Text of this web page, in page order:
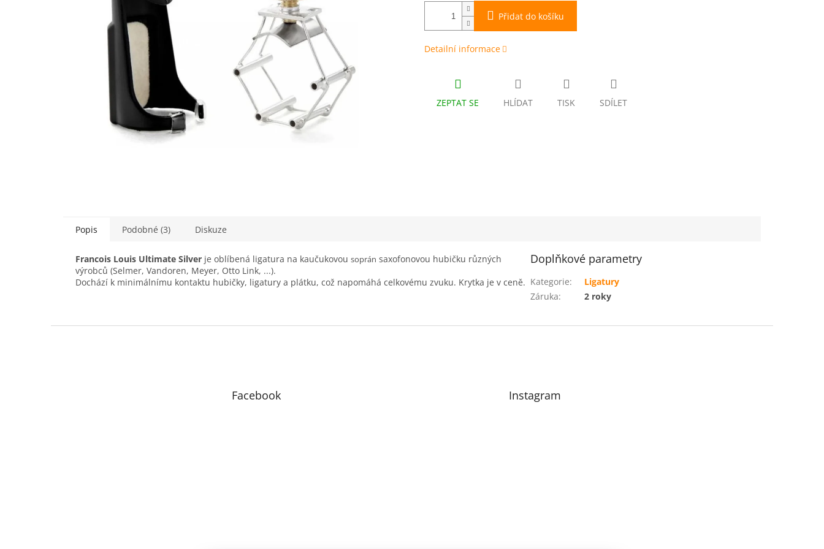
Přidat do košíku
Detailní informace
TISK
ZEPTAT SE HLÍDAT SDÍLET
Popis Podobné (3) Diskuze
Francois Louis Ultimate Silver je oblíbená ligatura na kaučukovou soprán saxofonovou hubičku různých
výrobců (Selmer, Vandoren, Meyer, Otto Link, ...).
Dochází k minimálnímu kontaktu hubičky, ligatury a plátku, což napomáhá celkovému zvuku. Krytka je v ceně.
Doplňkové parametry
Kategorie:
Ligatury
Záruka: 2 roky
Facebook Instagram